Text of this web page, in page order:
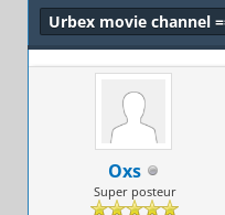
Urbex movie channel
Oxs
Super posteur